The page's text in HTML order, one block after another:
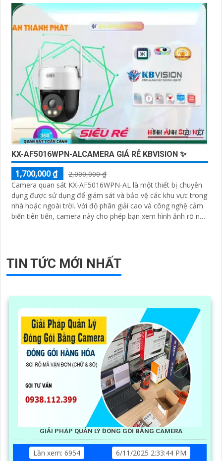
KX-AF5016WPN-ALCAMERA GIÁ RẺ KBVISION ✨
1,700,000 ₫
2,000,000 ₫
Camera quan sát KX-AF5016WPN-AL là một thiết bị chuyên
dụng được sử dụng để giám sát và bảo vệ các khu vực trong
nhà hoặc ngoài trời. Với độ phân giải cao và công nghệ cảm
biến tiên tiến, camera này cho phép bạn xem hình ảnh rõ nét
TIN TỨC MỚI NHẤT
GIẢI PHÁP QUẢN LÝ ĐÓNG GÓI BẰNG CAMERA
Lần xem: 6954
6/11/2025 2:33:44 PM